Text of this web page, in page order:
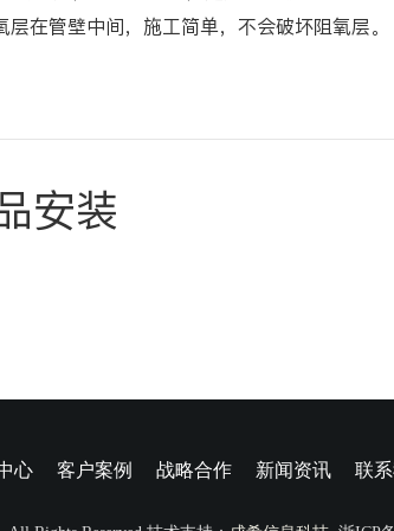
在管壁中间，施工简单，不会破坏阻氧层。
安装
心 客户案例 战略合作 新闻资讯 联